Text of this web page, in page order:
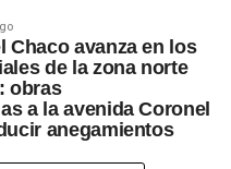
Chaco avanza en los
de la zona norte
obras
a la avenida Coronel
anegamientos